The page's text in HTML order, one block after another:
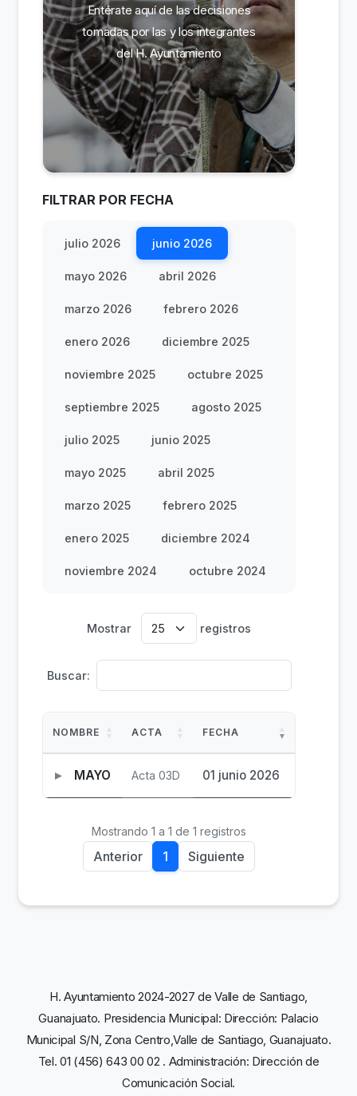
Entérate aquí de las decisiones
tomadas por las y los integrantes
del H. Ayuntamiento
FILTRAR POR FECHA
julio 2026 junio 2026
mayo 2026 abril 2026
marzo 2026 febrero 2026
enero 2026 diciembre 2025
noviembre 2025 octubre 2025
septiembre 2025 agosto 2025
julio 2025 junio 2025
mayo 2025 abril 2025
marzo 2025 febrero 2025
enero 2025 diciembre 2024
noviembre 2024 octubre 2024
Mostrar registros
Buscar:
NOMBRE ACTA FECHA
MAYO Acta 03D 01 junio 2026
Mostrando 1 a 1 de 1 registros
Anterior 1 Siguiente
H. Ayuntamiento 2024-2027 de Valle de Santiago,
Guanajuato. Presidencia Municipal: Dirección: Palacio
Municipal S/N, Zona Centro,Valle de Santiago, Guanajuato.
Tel. 01 (456) 643 00 02 . Administración: Dirección de
Comunicación Social.